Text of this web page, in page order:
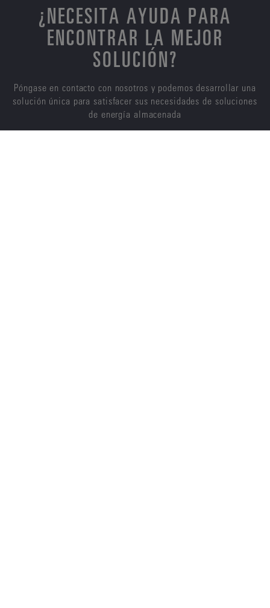
¿NECESITA AYUDA PARA
ENCONTRAR LA MEJOR
SOLUCIÓN?
Póngase en contacto con nosotros y podemos desarrollar una
solución única para satisfacer sus necesidades de soluciones
de energía almacenada